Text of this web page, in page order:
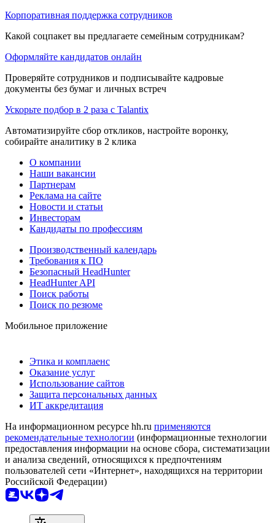
Корпоративная поддержка сотрудников
Какой соцпакет вы предлагаете семейным сотрудникам?
Оформляйте кандидатов онлайн
Проверяйте сотрудников и подписывайте кадровые
документы без бумаг и личных встреч
Ускорьте подбор в 2 раза с Talantix
Автоматизируйте сбор откликов, настройте воронку,
собирайте аналитику в 2 клика
О компании
Наши вакансии
Партнерам
Реклама на сайте
Новости и статьи
Инвесторам
Кандидаты по профессиям
Производственный календарь
Требования к ПО
Безопасный HeadHunter
HeadHunter API
Поиск работы
Поиск по резюме
Мобильное приложение
Этика и комплаенс
Оказание услуг
Использование сайтов
Защита персональных данных
ИТ аккредитация
На информационном ресурсе hh.ru применяются
рекомендательные технологии (информационные технологии
предоставления информации на основе сбора, систематизации
и анализа сведений, относящихся к предпочтениям
пользователей сети «Интернет», находящихся на территории
Российской Федерации)